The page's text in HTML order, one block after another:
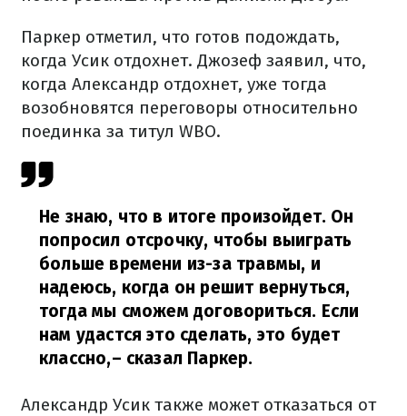
Паркер отметил, что готов подождать,
когда Усик отдохнет. Джозеф заявил, что,
когда Александр отдохнет, уже тогда
возобновятся переговоры относительно
поединка за титул WBO.
Не знаю, что в итоге произойдет. Он
попросил отсрочку, чтобы выиграть
больше времени из-за травмы, и
надеюсь, когда он решит вернуться,
тогда мы сможем договориться. Если
нам удастся это сделать, это будет
классно,– сказал Паркер.
Александр Усик также может отказаться от